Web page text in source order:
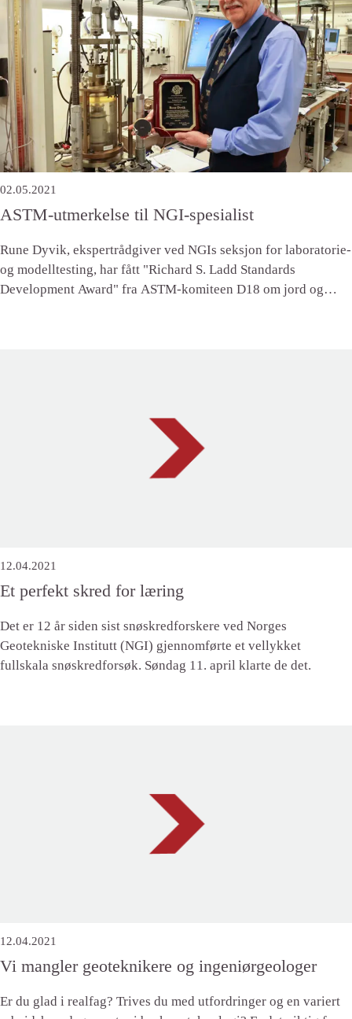
02.05.2021
ASTM-utmerkelse til NGI-spesialist
Rune Dyvik, ekspertrådgiver ved NGIs seksjon for laboratorie-
og modelltesting, har fått "Richard S. Ladd Standards
Development Award" fra ASTM-komiteen D18 om jord og
12.04.2021
Et perfekt skred for læring
Det er 12 år siden sist snøskredforskere ved Norges
Geotekniske Institutt (NGI) gjennomførte et vellykket
fullskala snøskredforsøk. Søndag 11. april klarte de det.
12.04.2021
Vi mangler geoteknikere og ingeniørgeologer
Er du glad i realfag? Trives du med utfordringer og en variert